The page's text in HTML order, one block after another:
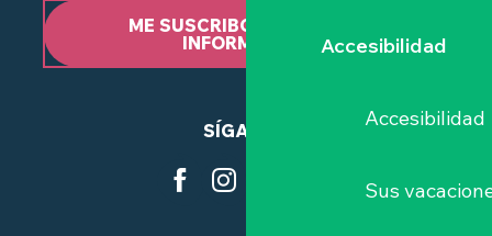
Accesibilidad
Accesibilidad
Sus
ME SUSCRIBO AL BOLETÍN
INFORMATIVO
SÍGANOS